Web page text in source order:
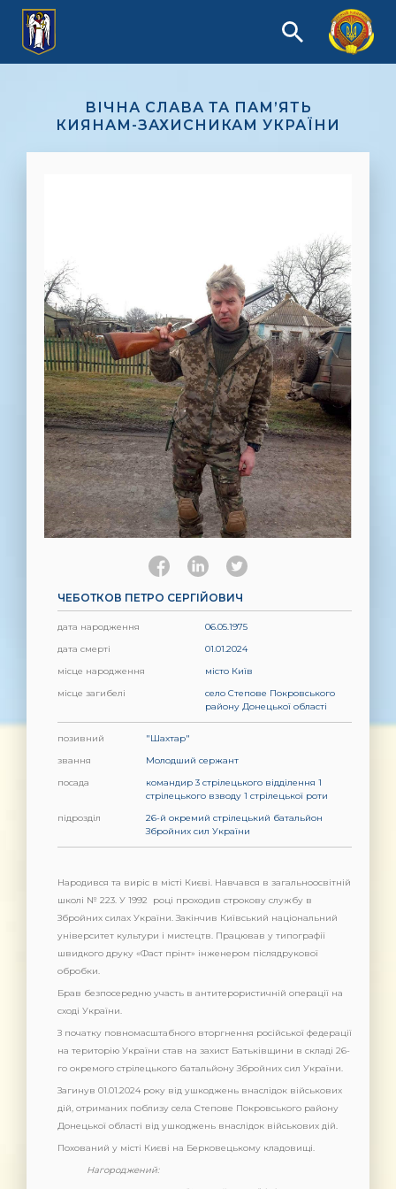
ВІЧНА СЛАВА ТА ПАМ’ЯТЬ
КИЯНАМ-ЗАХИСНИКАМ УКРАЇНИ
ЧЕБОТКОВ ПЕТРО СЕРГІЙОВИЧ
дата народження
06.05.1975
дата смерті
01.01.2024
місце народження
місто Київ
місце загибелі
село Степове Покровського
району Донецької області
позивний
"Шахтар"
звання
Молодший сержант
посада
командир 3 стрілецького відділення 1
стрілецького взводу 1 стрілецької роти
підрозділ
26-й окремий стрілецький батальйон
Збройних сил України
Народився та виріс в місті Києві. Навчався в загальноосвітній
школі № 223. У 1992 році проходив строкову службу в
Збройних силах України. Закінчив Київський національний
університет культури і мистецтв. Працював у типографії
швидкого друку «Фаст прінт» інженером післядрукової
обробки.
Брав безпосередню участь в антитерористичній операції на
сході України.
З початку повномасштабного вторгнення російської федерації
на територію України став на захист Батьківщини в складі 26-
го окремого стрілецького батальйону Збройних сил України.
Загинув 01.01.2024 року від ушкоджень внаслідок військових
дій, отриманих поблизу села Степове Покровського району
Донецької області від ушкоджень внаслідок військових дій.
Похований у місті Києві на Берковецькому кладовищі.
Нагороджений: